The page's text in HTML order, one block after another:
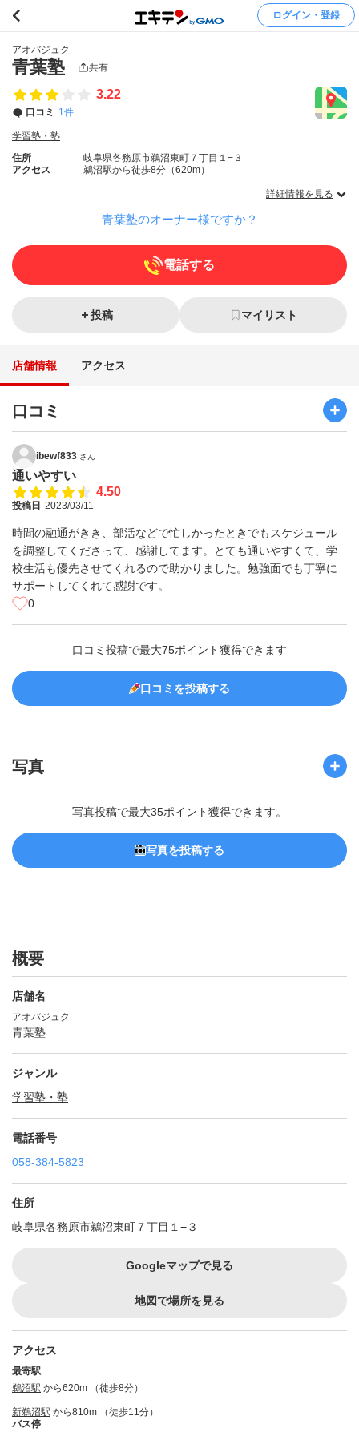
ログイン・登録
アオバジュク
青葉塾 共有
3.22
口コミ 1件
学習塾・塾
住所
岐阜県各務原市鵜沼東町７丁目１−３
アクセス
鵜沼駅から徒歩8分（620m）
詳細情報を見る
青葉塾のオーナー様ですか？
電話する
投稿 マイリスト
店舗情報 アクセス
口コミ
ibewf833 さん
通いやすい
4.50
投稿日 2023/03/11
時間の融通がきき、部活などで忙しかったときでもスケジュール
を調整してくださって、感謝してます。とても通いやすくて、学
校生活も優先させてくれるので助かりました。勉強面でも丁寧に
サポートしてくれて感謝です。
0
口コミ投稿で最大75ポイント獲得できます
口コミを投稿する
写真
写真投稿で最大35ポイント獲得できます。
写真を投稿する
概要
店舗名
アオバジュク
青葉塾
ジャンル
学習塾・塾
電話番号
058-384-5823
住所
岐阜県各務原市鵜沼東町７丁目１−３
Googleマップで見る
地図で場所を見る
アクセス
最寄駅
鵜沼駅 から620m （徒歩8分）
新鵜沼駅 から810m （徒歩11分）
バス停